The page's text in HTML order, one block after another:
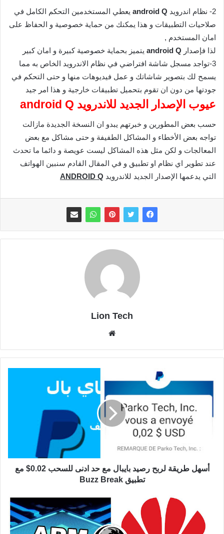
2- نظام اندرويد android Q يعطي المستخدمين التحكم الكامل في
صلاحيات التطبيقات و هذا يمكنك من حماية خصوصية و الحفاظ على
امان المستخدم ,
لذا فإصدار android Q يتميز بحماية خصوصية كبيرة و امان كبير
3-تواجد مسجل شاشة افتراضي في نظام الاندرويد الخاص به مما
يسمح لك بتصوير شاشاتك و عمل فيديوهات منها و حتى التحكم في
جودتها من دون ان تقوم بتحميل تطبيقات خارجية و هذا امر جيد
عيوب الإصدار الجديد للاندرويد android Q
حسب بعض المطورين و خبرتهم يبدو ان النسخة الجديدة مازالت
تواجه بعض الأخطاء و المشاكل الطفيفة و حتى مشاكل مع بعض
المعالجات و لكن مثل هذه المشاكل ليست عويصة و دائما ما تحدث
عند تطوير اي نظام او تطبيق و في المقال القادم سنبين الهواتف
التي يدعمها الإصدار الجديد للاندرويد ANDROID Q
Lion Tech
أسهل طريقة لربح رصيد بايبال مع حد ادنى للسحب 0.02$ مع
تطبيق Buzz Break